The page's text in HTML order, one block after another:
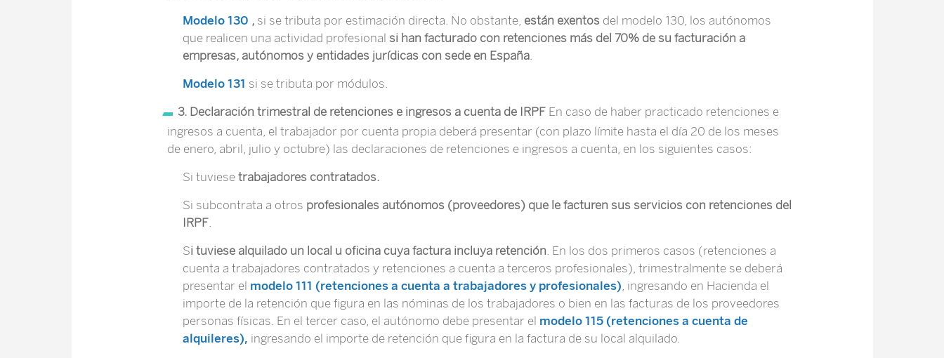
Modelo 130 , si se tributa por estimación directa. No obstante, están exentosdel modelo 130, los autónomos
que realicen una actividad profesional si han facturado con retenciones más del 70% de su facturación a
empresas, autónomos y entidades jurídicas con sede en España.
Modelo 131 si se tributa por módulos.
3. Declaración trimestral de retenciones e ingresos a cuenta de IRPFEn caso de haber practicado retenciones e
ingresos a cuenta, el trabajador por cuenta propia deberá presentar (con plazo límite hasta el día 20 de los meses
de enero, abril, julio y octubre) las declaraciones de retenciones e ingresos a cuenta, en los siguientes casos:
Si tuviese trabajadores contratados.
Si subcontrata a otros profesionales autónomos (proveedores) que le facturen sus servicios con retenciones del
IRPF.
Si tuviese alquilado un local u oficina cuya factura incluya retención . En los dos primeros casos (retenciones a
cuenta a trabajadores contratados y retenciones a cuenta a terceros profesionales), trimestralmente se deberá
presentar el modelo 111 (retenciones a cuenta a trabajadores y profesionales) , ingresando en Hacienda el
importe de la retención que figura en las nóminas de los trabajadores o bien en las facturas de los proveedores
personas físicas. En el tercer caso, el autónomo debe presentar el modelo 115 (retenciones a cuenta de
alquileres), ingresando el importe de retención que figura en la factura de su local alquilado.